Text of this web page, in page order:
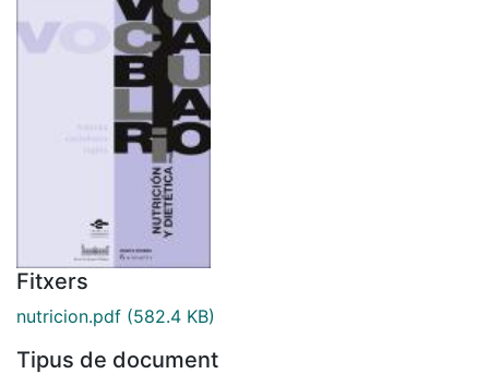
Fitxers
nutricion.pdf (582.4 KB)
Tipus de document